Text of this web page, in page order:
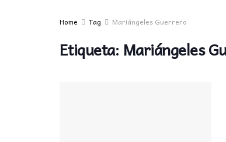
Home Tag Mariángeles Guerrero
Etiqueta: Mariángeles